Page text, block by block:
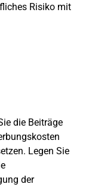
Risiko mit
die Beiträge
Legen Sie
der